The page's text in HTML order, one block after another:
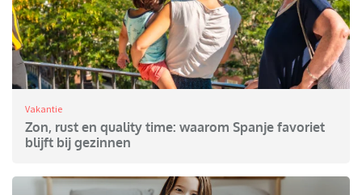
Vakantie
Zon, rust en quality time: waarom Spanje favoriet
blijft bij gezinnen